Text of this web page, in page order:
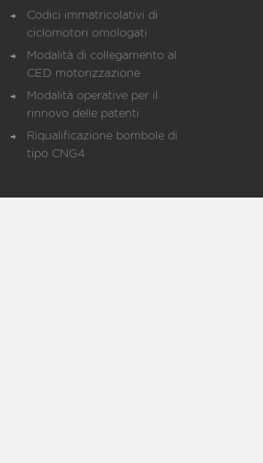
Codici immatricolativi di
ciclomotori omologati
Modalità di collegamento al
CED motorizzazione
Modalità operative per il
rinnovo delle patenti
Riqualificazione bombole di
tipo CNG4